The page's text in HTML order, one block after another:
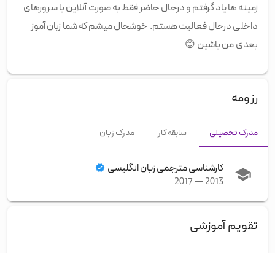
زمینه ها یاد گرفتم و درحال حاضر فقط به صورت آنلاین با سرورهای
داخلی درحال فعالیت هستم. خوشحال میشم که شما زبان آموز
بعدی من باشین 😊
رزومه
مدرک تحصیلی سابقه کار مدرک زبان
کارشناسی مترجمی زبان انگلیسی
2013
—
2017
تقویم آموزشی